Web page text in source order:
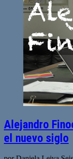
Alejandro
el nuevo siglo